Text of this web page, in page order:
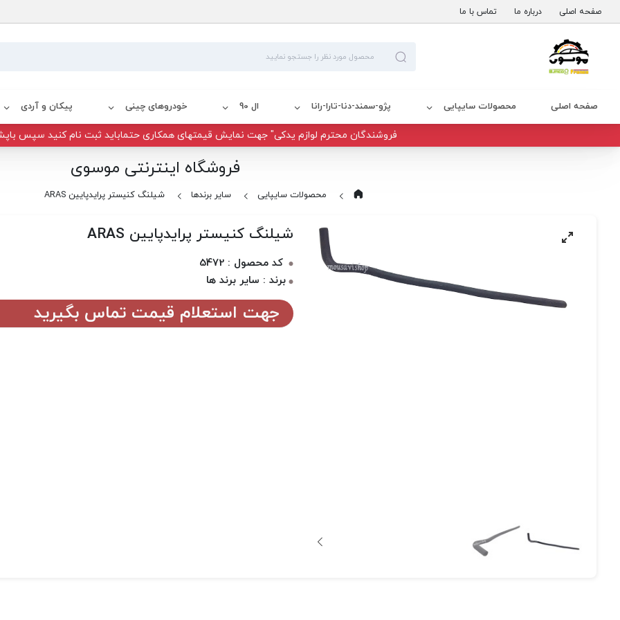
صفحه اصلی درباره ما تماس با ما
صفحه اصلی محصولات سایپایی پژو-سمند-دنا-تارا-رانا ال 90 خودروهای چینی پیکان و آردی
فروشندگان محترم لوازم یدکی" جهت نمایش قیمتهای همکاری حتماباید ثبت نام کنید سپس
فروشگاه اینترنتی موسوی
محصولات سایپایی سایر برندها شیلنگ کنیستر پرایدپایین ARAS
شیلنگ کنیستر پرایدپایین ARAS
کد محصول : 5472
برند : سایر برند ها
جهت استعلام قیمت تماس بگیرید